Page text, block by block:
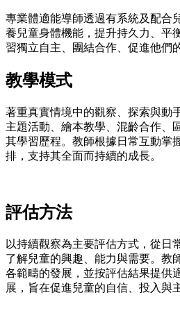
專業體適能導師透過有系統及配合
養兒童身體機能，提升持久力、平
習獨立自主、團結合作、促進他們
教學模式
著重真實情境中的觀察、探索與動
主題活動、繪本教學、混齡合作、
其學習歷程。教師根據日常互動掌
排，支持其全面而持續的成長。
評估方法
以持續觀察為主要評估方式，從日
了解兒童的興趣、能力與需要。教
各範疇的發展，並按評估結果提供
展，旨在促進兒童的自信、投入與